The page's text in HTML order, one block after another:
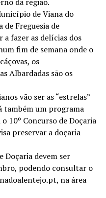
da região.
de Viana do
Freguesia de
fazer as delícias dos
fim de semana onde o
os
Albardadas são os
vão ser as “estrelas”
também um programa
10º Concurso de Doçaria
preservar a doçaria
Doçaria devem ser
podendo consultar o
na área